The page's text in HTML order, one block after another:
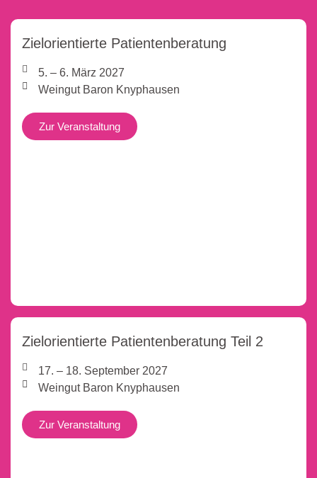
Zielorientierte Patientenberatung
5. – 6. März 2027
Weingut Baron Knyphausen
Zur Veranstaltung
Zielorientierte Patientenberatung Teil 2
17. – 18. September 2027
Weingut Baron Knyphausen
Zur Veranstaltung